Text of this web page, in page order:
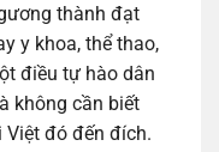
thành đạt
y khoa, thể thao,
điều tự hào dân
không cần biết
đó đến đích.